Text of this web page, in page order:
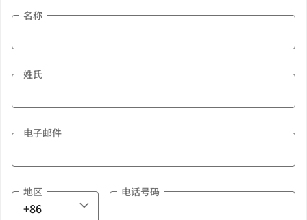
名称
姓氏
电子邮件
地区 电话号码